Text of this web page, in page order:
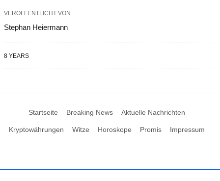
VERÖFFENTLICHT VON
Stephan Heiermann
8 YEARS
Startseite Breaking News Aktuelle Nachrichten
Kryptowährungen Witze Horoskope Promis Impressum